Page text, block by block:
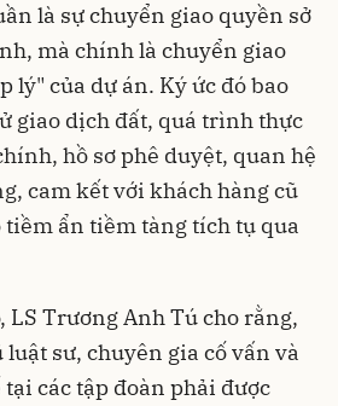
là sự chuyển giao quyền sở
mà chính là chuyển giao
lý" của dự án. Ký ức đó bao
giao dịch đất, quá trình thực
hồ sơ phê duyệt, quan hệ
cam kết với khách hàng cũ
ẩn tiềm tàng tích tụ qua
LS Trương Anh Túcho rằng,
sư, chuyên gia cố vấn và
các tập đoàn phải được